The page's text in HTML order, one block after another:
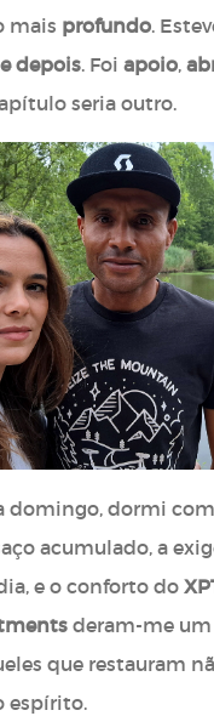
mais profundo.
depois. Foi apoio,
seria outro.
domingo, dormi
acumulado, a
e o conforto do
deram-me
que restauram
espírito.